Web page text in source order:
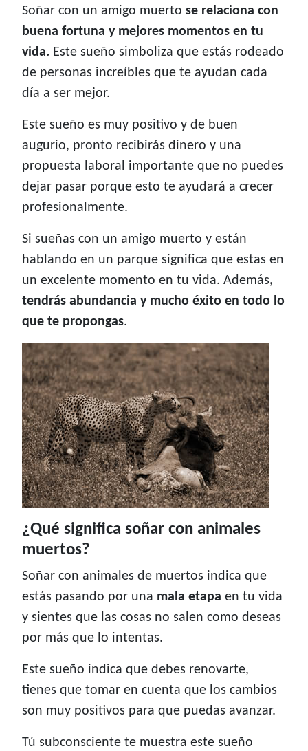
Soñar con un amigo muerto se relaciona con
buena fortuna y mejores momentos en tu
vida. Este sueño simboliza que estás rodeado
de personas increíbles que te ayudan cada
día a ser mejor.
Este sueño es muy positivo y de buen
augurio, pronto recibirás dinero y una
propuesta laboral importante que no puedes
dejar pasar porque esto te ayudará a crecer
profesionalmente.
Si sueñas con un amigo muerto y están
hablando en un parque significa que estas en
un excelente momento en tu vida. Además,
tendrás abundancia y mucho éxito en todo lo
que te propongas.
¿Qué significa soñar con animales
muertos?
Soñar con animales de muertos indica que
estás pasando por una mala etapa en tu vida
y sientes que las cosas no salen como deseas
por más que lo intentas.
Este sueño indica que debes renovarte,
tienes que tomar en cuenta que los cambios
son muy positivos para que puedas avanzar.
Tú subconsciente te muestra este sueño